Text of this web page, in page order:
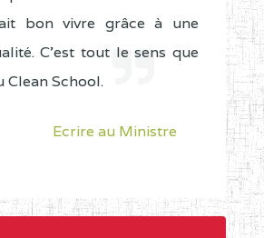
bon vivre grâce à une
C'est tout le sens que
Clean School.
Ecrire au Ministre